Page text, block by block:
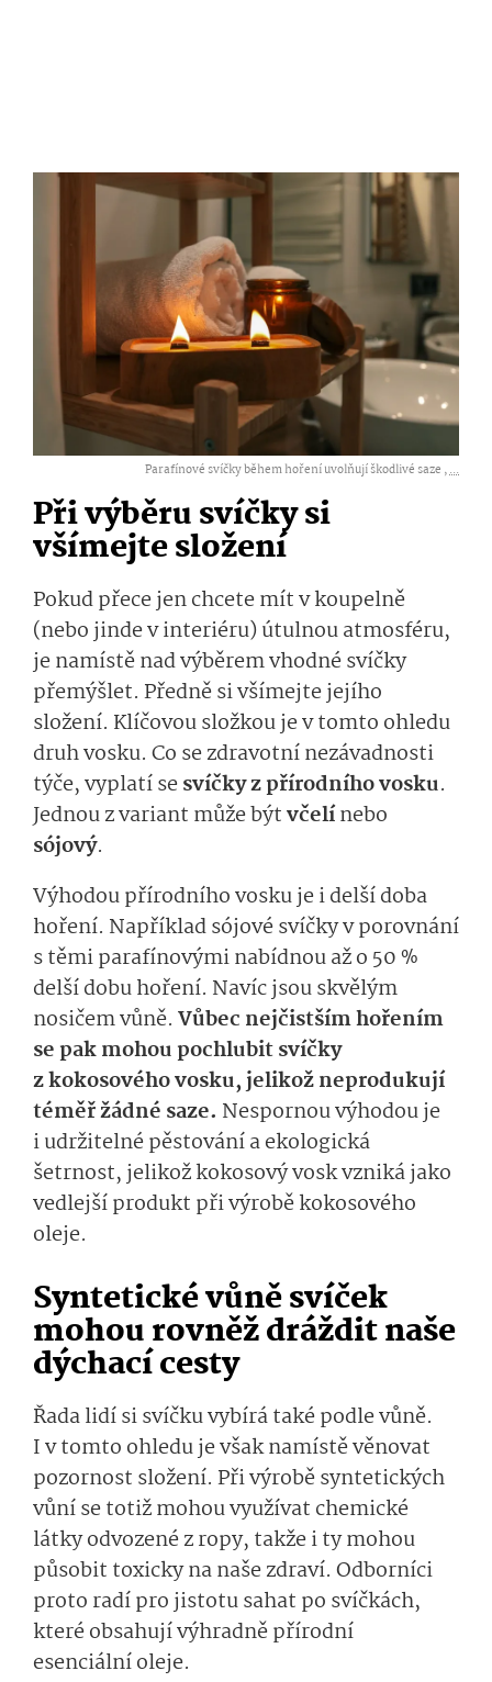
Parafínové svíčky během hoření uvolňují škodlivé saze ,...
Při výběru svíčky si
všímejte složení
Pokud přece jen chcete mít v koupelně
(nebo jinde v interiéru) útulnou atmosféru,
je namístě nad výběrem vhodné svíčky
přemýšlet. Předně si všímejte jejího
složení. Klíčovou složkou je v tomto ohledu
druh vosku. Co se zdravotní nezávadnosti
týče, vyplatí sesvíčky z přírodního vosku.
Jednou z variant může býtvčelínebo
sójový.
Výhodou přírodního vosku je i delší doba
hoření. Například sójové svíčky v porovnání
s těmi parafínovými nabídnou až o 50 %
delší dobu hoření. Navíc jsou skvělým
nosičem vůně. Vůbec nejčistším hořením
se pak mohou pochlubit svíčky
z kokosového vosku, jelikož neprodukují
téměř žádné saze. Nespornou výhodou je
i udržitelné pěstování a ekologická
šetrnost, jelikož kokosový vosk vzniká jako
vedlejší produkt při výrobě kokosového
oleje.
Syntetické vůně svíček
mohou rovněž dráždit naše
dýchací cesty
Řada lidí si svíčku vybírá také podle vůně.
I v tomto ohledu je však namístě věnovat
pozornost složení. Při výrobě syntetických
vůní se totiž mohou využívat chemické
látky odvozené z ropy, takže i ty mohou
působit toxicky na naše zdraví. Odborníci
proto radí pro jistotu sahat po svíčkách,
které obsahují výhradně přírodní
esenciální oleje.